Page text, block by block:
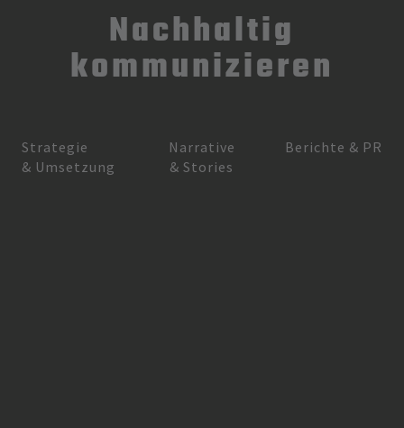
Nachhaltig
kommunizieren
Strategie
& Umsetzung
Narrative
& Stories
Berichte & PR